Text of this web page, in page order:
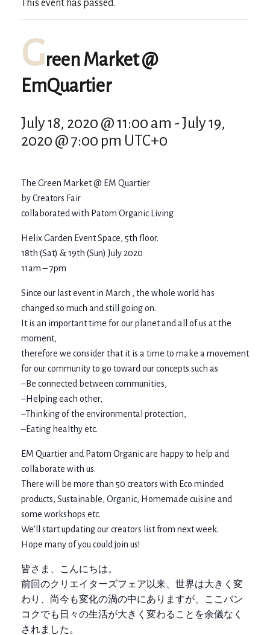
This event has passed.
Green Market @
EmQuartier
July 18, 2020 @ 11:00 am -July 19,
2020 @ 7:00 pm UTC+0
The Green Market @ EM Quartier
by Creators Fair
collaborated with Patom Organic Living
Helix Garden Event Space, 5th floor.
18th (Sat) & 19th (Sun) July 2020
11am – 7pm
Since our last event in March , the whole world has
changed so much and still going on.
It is an important time for our planet and all of us at the
moment,
therefore we consider that it is a time to make a movement
for our community to go toward our concepts such as
–Be connected between communities,
–Helping each other,
–Thinking of the environmental protection,
–Eating healthy etc.
EM Quartier and Patom Organic are happy to help and
collaborate with us.
There will be more than 50 creators with Eco minded
products, Sustainable, Organic, Homemade cuisine and
some workshops etc.
We’ll start updating our creators list from next week.
Hope many of you could join us!
皆さま、こんにちは。
前回のクリエイターズフェア以来、世界は大きく変
わり、尚今も変化の渦の中にありますが、ここバン
コクでも日々の生活が大きく変わることを余儀なく
されました。